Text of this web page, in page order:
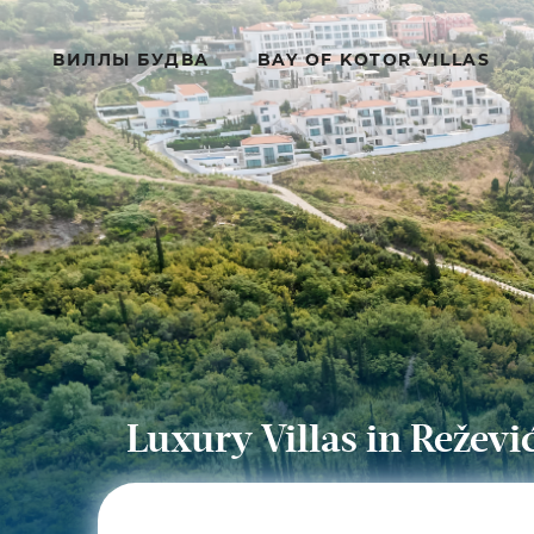
ВИЛЛЫ БУДВА BAY OF KOTOR VILLAS
Luxury Villas in